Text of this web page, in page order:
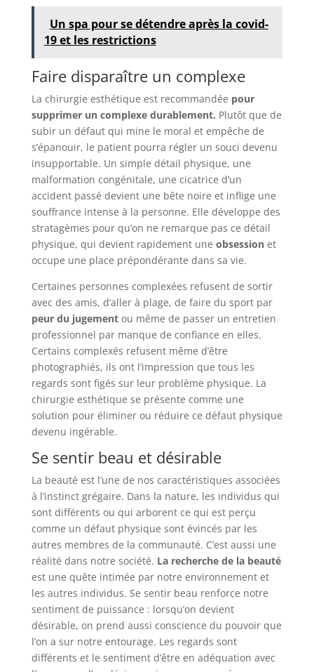
Un spa pour se détendre après la covid-
19 et les restrictions
Faire disparaître un complexe
La chirurgie esthétique est recommandée pour
supprimer un complexe durablement. Plutôt que de
subir un défaut qui mine le moral et empêche de
s’épanouir, le patient pourra régler un souci devenu
insupportable. Un simple détail physique, une
malformation congénitale, une cicatrice d’un
accident passé devient une bête noire et inflige une
souffrance intense à la personne. Elle développe des
stratagèmes pour qu’on ne remarque pas ce détail
physique, qui devient rapidement une obsessionet
occupe une place prépondérante dans sa vie.
Certaines personnes complexées refusent de sortir
avec des amis, d’aller à plage, de faire du sport par
peur du jugementou même de passer un entretien
professionnel par manque de confiance en elles.
Certains complexés refusent même d’être
photographiés, ils ont l’impression que tous les
regards sont figés sur leur problème physique. La
chirurgie esthétique se présente comme une
solution pour éliminer ou réduire ce défaut physique
devenu ingérable.
Se sentir beau et désirable
La beauté est l’une de nos caractéristiques associées
à l’instinct grégaire. Dans la nature, les individus qui
sont différents ou qui arborent ce qui est perçu
comme un défaut physique sont évincés par les
autres membres de la communauté. C’est aussi une
réalité dans notre société. La recherche de la beauté
est une quête intimée par notre environnement et
les autres individus. Se sentir beau renforce notre
sentiment de puissance : lorsqu’on devient
désirable, on prend aussi conscience du pouvoir que
l’on a sur notre entourage. Les regards sont
différents et le sentiment d’être en adéquation avec